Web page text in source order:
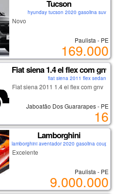
Tucson
hyunday tucson 2020 gasolina suv
Novo
Paulista - PE
169.000
Fiat siena 1.4 el flex com gnv
fiat siena 2011 flex sedan
Fiat siena 2011 1.4 el flex com gnv
Jaboatão Dos Guararapes - PE
16
Lamborghini
lamborghini aventador 2020 gasolina coupe
Excelente
Paulista - PE
9.000.000